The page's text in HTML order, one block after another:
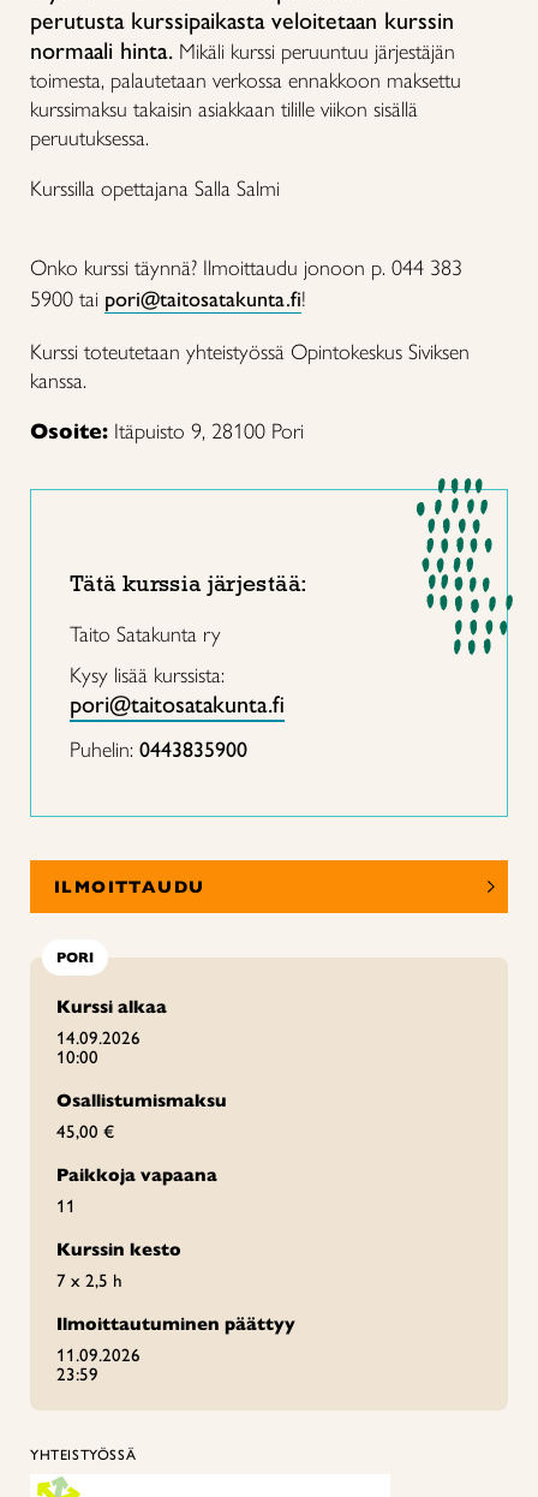
perutusta kurssipaikasta veloitetaan kurssin
normaali hinta. Mikäli kurssi peruuntuu järjestäjän
toimesta, palautetaan verkossa ennakkoon maksettu
kurssimaksu takaisin asiakkaan tilille viikon sisällä
peruutuksessa.
Kurssilla opettajana Salla Salmi
Onko kurssi täynnä? Ilmoittaudu jonoon p. 044 383
5900 tai pori@taitosatakunta.fi!
Kurssi toteutetaan yhteistyössä Opintokeskus Siviksen
kanssa.
Osoite: Itäpuisto 9, 28100 Pori
Tätä kurssia järjestää:
Taito Satakunta ry
Kysy lisää kurssista:
pori@taitosatakunta.fi
Puhelin: 0443835900
ILMOITTAUDU
PORI
Kurssi alkaa
14.09.2026
10:00
Osallistumismaksu
45,00 €
Paikkoja vapaana
11
Kurssin kesto
7 x 2,5 h
Ilmoittautuminen päättyy
11.09.2026
23:59
YHTEISTYÖSSÄ